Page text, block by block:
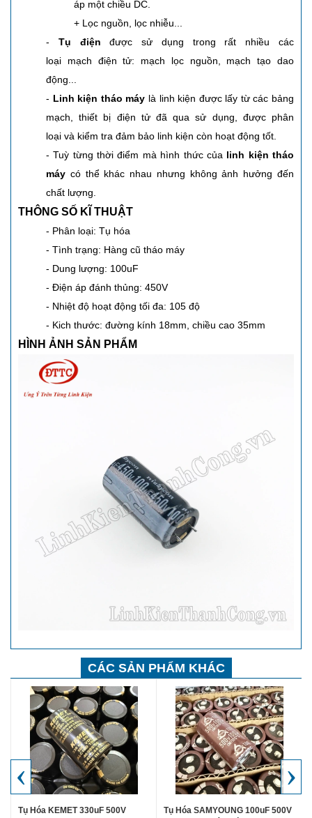
áp một chiều DC.
+ Lọc nguồn, lọc nhiễu...
- Tụ điện được sử dụng trong rất nhiều các
loại mạch điện tử: mạch lọc nguồn, mạch tạo dao
động...
- Linh kiện tháo máy là linh kiện được lấy từ các bảng
mạch, thiết bị điện tử đã qua sử dụng, được phân
loại và kiểm tra đảm bảo linh kiện còn hoạt động tốt.
- Tuỳ từng thời điểm mà hình thức của linh kiện tháo
máy có thể khác nhau nhưng không ảnh hưởng đến
chất lượng.
THÔNG SỐ KĨ THUẬT
- Phân loại: Tụ hóa
- Tình trạng: Hàng cũ tháo máy
- Dung lượng: 100uF
- Điện áp đánh thủng: 450V
- Nhiệt độ hoạt động tối đa: 105 độ
- Kich thước: đường kính 18mm, chiều cao 35mm
HÌNH ẢNH SẢN PHẨM
CÁC SẢN PHẨM KHÁC
Tụ Hóa KEMET 330uF 500V
Tụ Hóa SAMYOUNG 100uF 500V
‹ ›